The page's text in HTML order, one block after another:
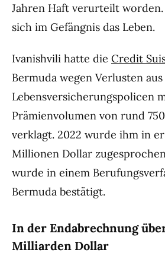
Jahren Haft verurteilt
sich im Gefängnis das Leben.
Ivanishvili hatte die Credit
Bermuda wegen Verlusten
Lebensversicherungspolicen
Prämienvolumen von rund
verklagt. 2022 wurde ihm in
Millionen Dollar
wurde in einem
Bermuda bestätigt.
In der Endabrechnung
Milliarden Dollar